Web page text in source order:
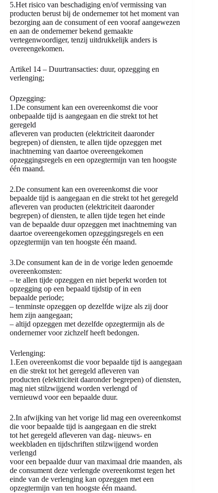
5.Het risico van beschadiging en/of vermissing van
producten berust bij de ondernemer tot het moment van
bezorging aan de consument of een vooraf aangewezen
en aan de ondernemer bekend gemaakte
vertegenwoordiger, tenzij uitdrukkelijk anders is
overeengekomen.
Artikel 14 – Duurtransacties: duur, opzegging en
verlenging;
Opzegging:
1.De consument kan een overeenkomst die voor
onbepaalde tijd is aangegaan en die strekt tot het
geregeld
afleveren van producten (elektriciteit daaronder
begrepen) of diensten, te allen tijde opzeggen met
inachtneming van daartoe overeengekomen
opzeggingsregels en een opzegtermijn van ten hoogste
één maand.
2.De consument kan een overeenkomst die voor
bepaalde tijd is aangegaan en die strekt tot het geregeld
afleveren van producten (elektriciteit daaronder
begrepen) of diensten, te allen tijde tegen het einde
van de bepaalde duur opzeggen met inachtneming van
daartoe overeengekomen opzeggingsregels en een
opzegtermijn van ten hoogste één maand.
3.De consument kan de in de vorige leden genoemde
overeenkomsten:
– te allen tijde opzeggen en niet beperkt worden tot
opzegging op een bepaald tijdstip of in een
bepaalde periode;
– tenminste opzeggen op dezelfde wijze als zij door
hem zijn aangegaan;
– altijd opzeggen met dezelfde opzegtermijn als de
ondernemer voor zichzelf heeft bedongen.
Verlenging:
1.Een overeenkomst die voor bepaalde tijd is aangegaan
en die strekt tot het geregeld afleveren van
producten (elektriciteit daaronder begrepen) of diensten,
mag niet stilzwijgend worden verlengd of
vernieuwd voor een bepaalde duur.
2.In afwijking van het vorige lid mag een overeenkomst
die voor bepaalde tijd is aangegaan en die strekt
tot het geregeld afleveren van dag- nieuws- en
weekbladen en tijdschriften stilzwijgend worden
verlengd
voor een bepaalde duur van maximaal drie maanden, als
de consument deze verlengde overeenkomst tegen het
einde van de verlenging kan opzeggen met een
opzegtermijn van ten hoogste één maand.